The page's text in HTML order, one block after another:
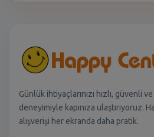
Günlük ihtiyaçlarınızı hızlı, güvenli
deneyimiyle kapınıza ulaştırıyoruz.
alışverişi her ekranda daha pratik.